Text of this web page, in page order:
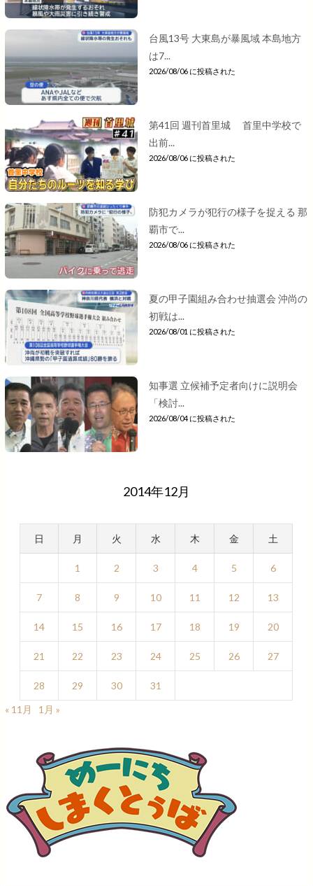
台風13号 大東島が暴風域 本島地方
は7...
2026/08/06 に投稿された
第41回 週刊首里城 首里中学校で
出前...
2026/08/06 に投稿された
防犯カメラが犯行の様子を捉える 那
覇市で...
2026/08/06 に投稿された
夏の甲子園組み合わせ抽選会 沖尚の
初戦は...
2026/08/01 に投稿された
知事選 立候補予定者向けに説明会
「検討...
2026/08/04 に投稿された
2014年12月
日 月 火 水 木 金 土
1 2 3 4 5 6
7 8 9 10 11 12 13
14 15 16 17 18 19 20
21 22 23 24 25 26 27
28 29 30
31
« 11月
1月 »